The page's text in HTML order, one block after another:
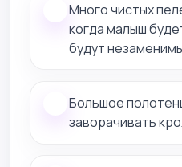
Много чистых
когда малыш
будут
Большое
заворачивать